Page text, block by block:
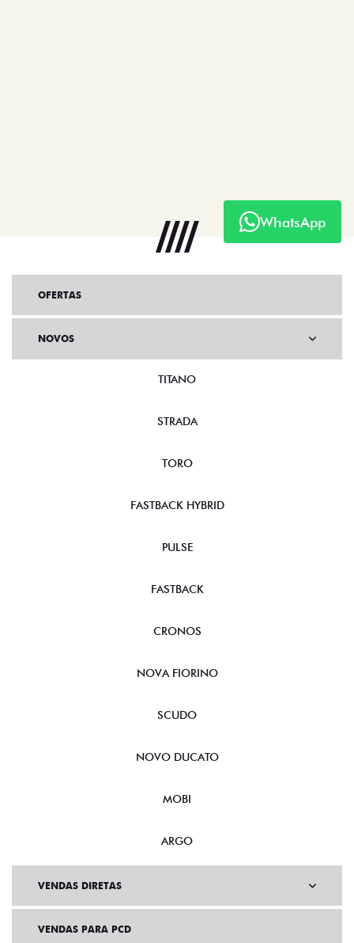
WhatsApp
OFERTAS
NOVOS
TITANO
STRADA
TORO
FASTBACK HYBRID
PULSE
FASTBACK
CRONOS
NOVA FIORINO
SCUDO
NOVO DUCATO
MOBI
ARGO
VENDAS DIRETAS
VENDAS PARA PCD